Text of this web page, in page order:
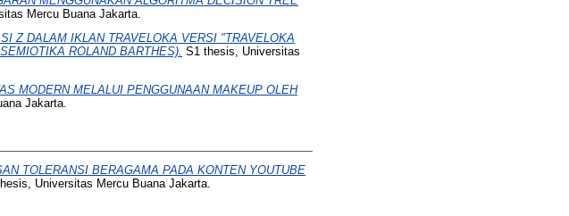
Mercu Buana Jakarta.
Z DALAM IKLAN TRAVELOKA VERSI "TRAVELOKA
ROLAND BARTHES). S1 thesis, Universitas
MODERN MELALUI PENGGUNAAN MAKEUP OLEH
Jakarta.
TOLERANSI BERAGAMA PADA KONTEN YOUTUBE
Universitas Mercu Buana Jakarta.